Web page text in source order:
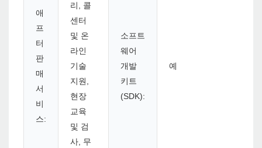
애
프
터
판
매
서
비
스:
리, 콜
센터
및 온
라인
기술
지원,
현장
교육
및 검
사, 무
소프트
웨어
개발
키트
(SDK):
예